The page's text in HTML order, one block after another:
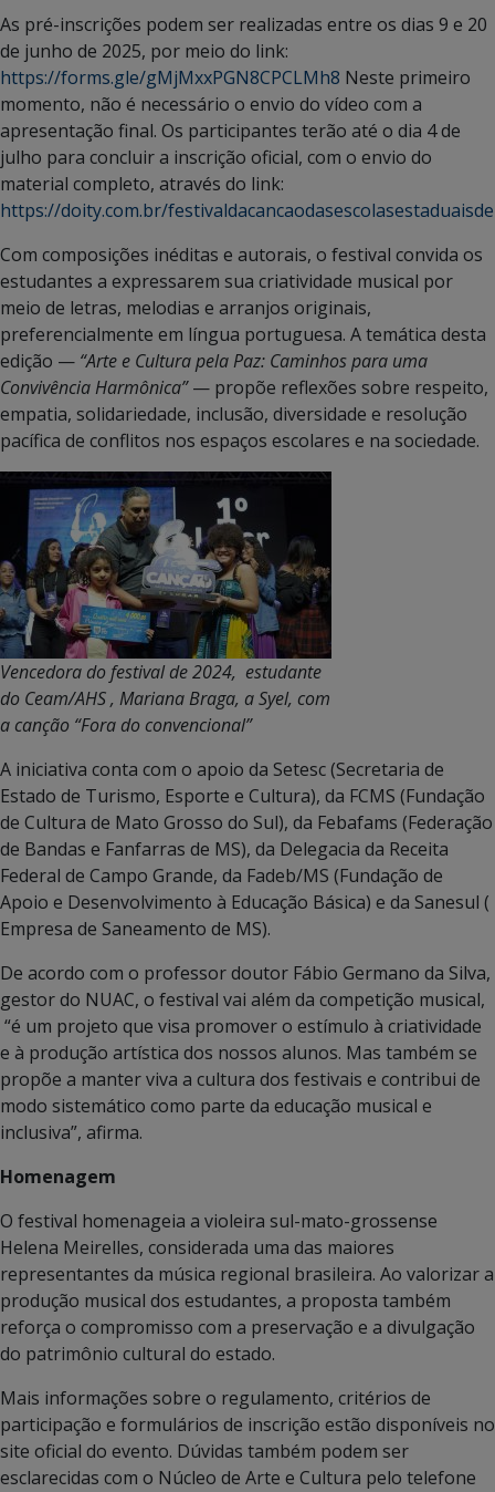
As pré-inscrições podem ser realizadas entre os dias 9 e 20
de junho de 2025, por meio do link:
https://forms.gle/gMjMxxPGN8CPCLMh8 Neste primeiro
momento, não é necessário o envio do vídeo com a
apresentação final. Os participantes terão até o dia 4 de
julho para concluir a inscrição oficial, com o envio do
material completo, através do link:
https://doity.com.br/
Com composições inéditas e autorais, o festival convida os
estudantes a expressarem sua criatividade musical por
meio de letras, melodias e arranjos originais,
preferencialmente em língua portuguesa. A temática desta
edição — “Arte e Cultura pela Paz: Caminhos para uma
Convivência Harmônica”— propõe reflexões sobre respeito,
empatia, solidariedade, inclusão, diversidade e resolução
pacífica de conflitos nos espaços escolares e na sociedade.
Vencedora do festival de 2024, estudante
do Ceam/AHS , Mariana Braga, a Syel, com
a canção “Fora do convencional”
A iniciativa conta com o apoio da Setesc (Secretaria de
Estado de Turismo, Esporte e Cultura), da FCMS (Fundação
de Cultura de Mato Grosso do Sul), da Febafams (Federação
de Bandas e Fanfarras de MS), da Delegacia da Receita
Federal de Campo Grande, da Fadeb/MS (Fundação de
Apoio e Desenvolvimento à Educação Básica) e da Sanesul (
Empresa de Saneamento de MS).
De acordo com o professor doutor Fábio Germano da Silva,
gestor do NUAC, o festival vai além da competição musical,
“é um projeto que visa promover o estímulo à criatividade
e à produção artística dos nossos alunos. Mas também se
propõe a manter viva a cultura dos festivais e contribui de
modo sistemático como parte da educação musical e
inclusiva”, afirma.
Homenagem
O festival homenageia a violeira sul-mato-grossense
Helena Meirelles, considerada uma das maiores
representantes da música regional brasileira. Ao valorizar a
produção musical dos estudantes, a proposta também
reforça o compromisso com a preservação e a divulgação
do patrimônio cultural do estado.
Mais informações sobre o regulamento, critérios de
participação e formulários de inscrição estão disponíveis no
site oficial do evento. Dúvidas também podem ser
esclarecidas com o Núcleo de Arte e Cultura pelo telefone